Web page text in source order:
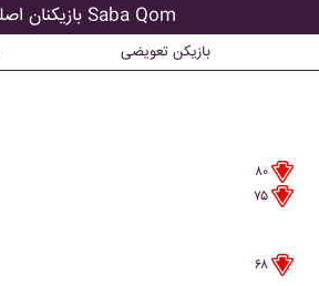
بازیکنان اصلی Saba Qom
بازیکن تعویضی
۸۰
۷۵
۶۸